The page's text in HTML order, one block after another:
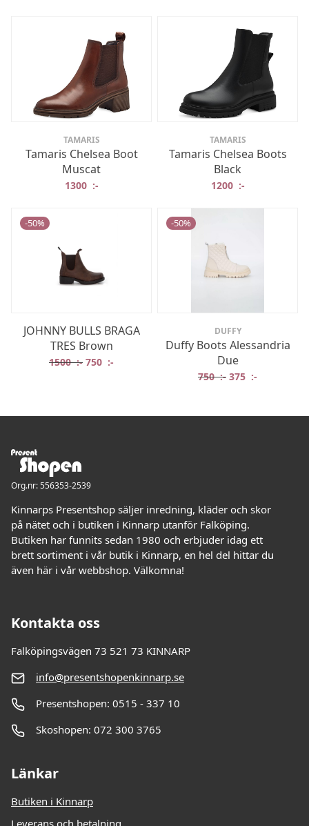
TAMARIS
Tamaris Chelsea Boot
Muscat
1300 :-
TAMARIS
Tamaris Chelsea Boots
Black
1200 :-
-50%
JOHNNY BULLS BRAGA
TRES Brown
1500:- Det ursprungliga priset var: 1500 :-.
750 :- Det nuvarande priset är: 750 :-.
-50%
DUFFY
Duffy Boots Alessandria
Due
750:- Det
375 :-
Org.nr: 556353-2539
Kinnarps Presentshop säljer inredning, kläder och skor
på nätet och i butiken i Kinnarp utanför Falköping.
Butiken har funnits sedan 1980 och erbjuder idag ett
brett sortiment i vår butik i Kinnarp, en hel del hittar du
även här i vår webbshop. Välkomna!
Kontakta oss
Falköpingsvägen 73 521 73 KINNARP
info@presentshopenkinnarp.se
Presentshopen: 0515 - 337 10
Skoshopen: 072 300 3765
Länkar
Butiken i Kinnarp